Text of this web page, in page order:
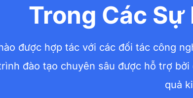
Trong Các
được hợp tác với các đối tác công
đào tạo chuyên sâu được hỗ trợ
quả